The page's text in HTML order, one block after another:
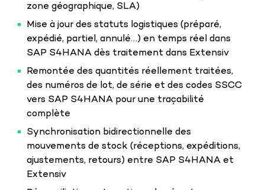
zone géographique, SLA)
Mise à jour des statuts logistiques (préparé,
expédié, partiel, annulé…) en temps réel dans
SAP S4HANA dès traitement dans Extensiv
Remontée des quantités réellement traitées,
des numéros de lot, de série et des codes SSCC
vers SAP S4HANA pour une traçabilité
complète
Synchronisation bidirectionnelle des
mouvements de stock (réceptions, expéditions,
ajustements, retours) entre SAP S4HANA et
Extensiv